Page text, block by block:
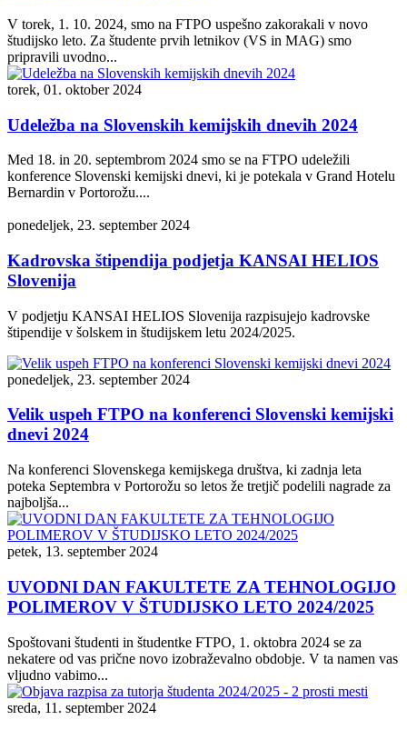
V torek, 1. 10. 2024, smo na FTPO uspešno zakorakali v novo
študijsko leto. Za študente prvih letnikov (VS in MAG) smo
pripravili uvodno...
torek, 01. oktober 2024
Udeležba na Slovenskih kemijskih dnevih 2024
Med 18. in 20. septembrom 2024 smo se na FTPO udeležili
konference Slovenski kemijski dnevi, ki je potekala v Grand Hotelu
Bernardin v Portorožu....
ponedeljek, 23. september 2024
Kadrovska štipendija podjetja KANSAI HELIOS
Slovenija
V podjetju KANSAI HELIOS Slovenija razpisujejo kadrovske
štipendije v šolskem in študijskem letu 2024/2025.
ponedeljek, 23. september 2024
Velik uspeh FTPO na konferenci Slovenski kemijski
dnevi 2024
Na konferenci Slovenskega kemijskega društva, ki zadnja leta
poteka Septembra v Portorožu so letos že tretjič podelili nagrade za
najboljša...
petek, 13. september 2024
UVODNI DAN FAKULTETE ZA TEHNOLOGIJO
POLIMEROV V ŠTUDIJSKO LETO 2024/2025
Spoštovani študenti in študentke FTPO, 1. oktobra 2024 se za
nekatere od vas prične novo izobraževalno obdobje. V ta namen vas
vljudno vabimo...
sreda, 11. september 2024